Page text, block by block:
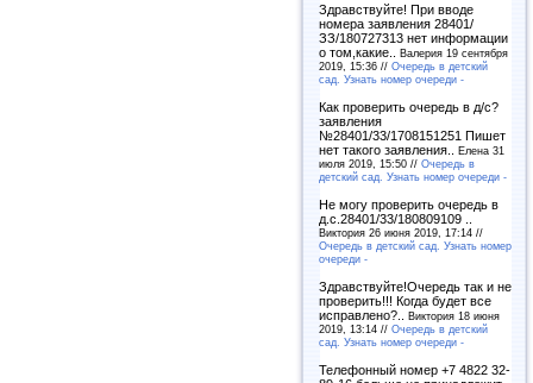
Здравствуйте! При вводе
номера заявления 28401/
ЗЗ/180727313 нет информации
о том,какие.. Валерия 19 сентября
2019, 15:36 // Очередь в детский
сад. Узнать номер очереди -
Как проверить очередь в д/с?
заявления
№28401/33/1708151251 Пишет
нет такого заявления.. Елена 31
июля 2019, 15:50 // Очередь в
детский сад. Узнать номер очереди -
Не могу проверить очередь в
д.с.28401/33/180809109 ..
Виктория 26 июня 2019, 17:14 //
Очередь в детский сад. Узнать номер
очереди -
Здравствуйте!Очередь так и не
проверить!!! Когда будет все
исправлено?.. Виктория 18 июня
2019, 13:14 // Очередь в детский
сад. Узнать номер очереди -
Телефонный номер +7 4822 32-